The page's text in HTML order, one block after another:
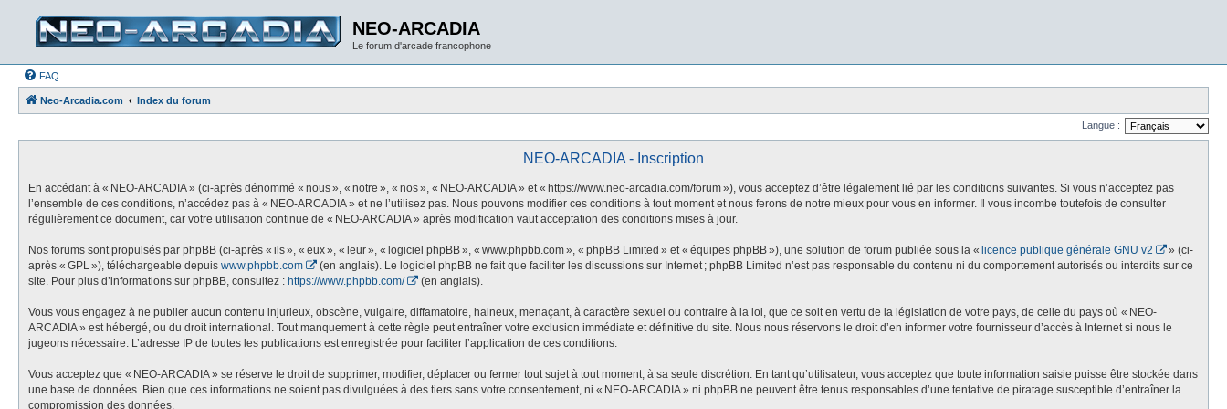
NEO-ARCADIA
Le forum d'arcade francophone
FAQ
Neo-Arcadia.com Index du forum
Langue :
NEO-ARCADIA - Inscription
En accédant à « NEO-ARCADIA » (ci-après dénommé « nous », « notre », « nos », « NEO-ARCADIA » et « https://www.neo-arcadia.com/forum »), vous acceptez d’être légalement lié par les conditions suivantes. Si vous n’acceptez pas
l’ensemble de ces conditions, n’accédez pas à « NEO-ARCADIA » et ne l’utilisez pas. Nous pouvons modifier ces conditions à tout moment et nous ferons de notre mieux pour vous en informer. Il vous incombe toutefois de consulter
régulièrement ce document, car votre utilisation continue de « NEO-ARCADIA » après modification vaut acceptation des conditions mises à jour.
Nos forums sont propulsés par phpBB (ci-après « ils », « eux », « leur », « logiciel phpBB », « www.phpbb.com », « phpBB Limited » et « équipes phpBB »), une solution de forum publiée sous la « licence publique générale GNU v2
» (ci-
après « GPL »), téléchargeable depuis www.phpbb.com
(en anglais). Le logiciel phpBB ne fait que faciliter les discussions sur Internet ; phpBB Limited n’est pas responsable du contenu ni du comportement autorisés ou interdits sur ce
site. Pour plus d’informations sur phpBB, consultez : https://www.phpbb.com/ (en anglais).
Vous vous engagez à ne publier aucun contenu injurieux, obscène, vulgaire, diffamatoire, haineux, menaçant, à caractère sexuel ou contraire à la loi, que ce soit en vertu de la législation de votre pays, de celle du pays où « NEO-
ARCADIA » est hébergé, ou du droit international. Tout manquement à cette règle peut entraîner votre exclusion immédiate et définitive du site. Nous nous réservons le droit d’en informer votre fournisseur d’accès à Internet si nous le
jugeons nécessaire. L’adresse IP de toutes les publications est enregistrée pour faciliter l’application de ces conditions.
Vous acceptez que « NEO-ARCADIA » se réserve le droit de supprimer, modifier, déplacer ou fermer tout sujet à tout moment, à sa seule discrétion. En tant qu’utilisateur, vous acceptez que toute information saisie puisse être stockée dans
une base de données. Bien que ces informations ne soient pas divulguées à des tiers sans votre consentement, ni « NEO-ARCADIA » ni phpBB ne peuvent être tenus responsables d’une tentative de piratage susceptible d’entraîner la
compromission des données.